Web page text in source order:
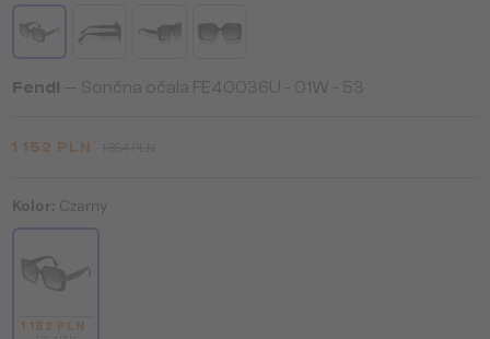
Fendi — Sončna očala FE40036U - 01W - 53
1 152 PLN
Kolor: Czarny
1 152 PLN